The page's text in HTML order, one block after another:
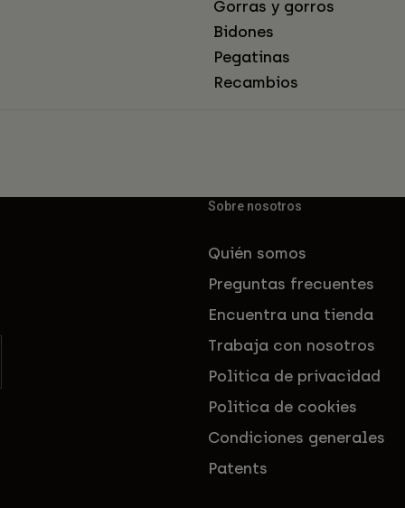
Gorras y gorros
Bidones
Pegatinas
Recambios
Sobre nosotros
Quién somos
Preguntas frecuentes
Encuentra una tienda
Trabaja con nosotros
Política de privacidad
Política de cookies
Condiciones generales
Patents